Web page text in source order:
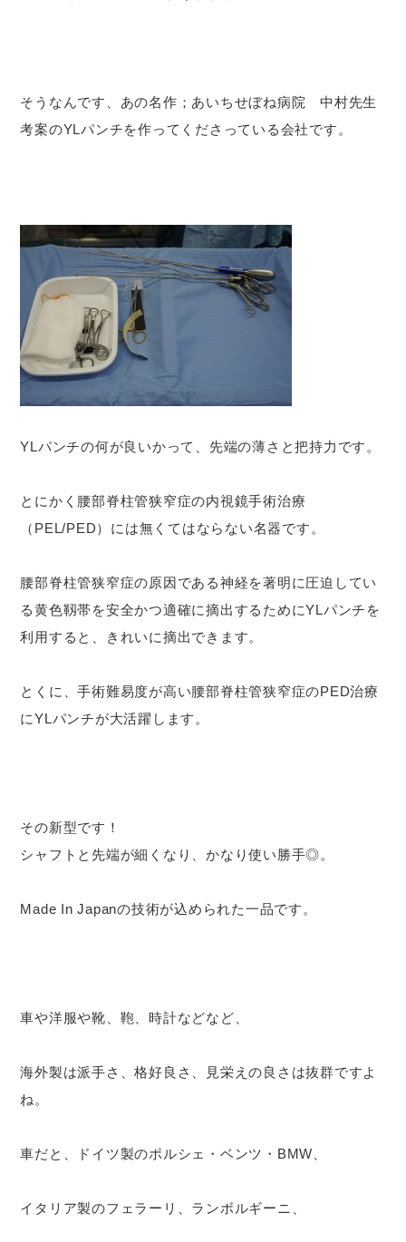
そうなんです、あの名作；あいちせぼね病院 中村先生
考案のYLパンチを作ってくださっている会社です。
YLパンチの何が良いかって、先端の薄さと把持力です。
とにかく腰部脊柱管狭窄症の内視鏡手術治療
（PEL/PED）には無くてはならない名器です。
腰部脊柱管狭窄症の原因である神経を著明に圧迫してい
る黄色靱帯を安全かつ適確に摘出するためにYLパンチを
利用すると、きれいに摘出できます。
とくに、手術難易度が高い腰部脊柱管狭窄症のPED治療
にYLパンチが大活躍します。
その新型です！
シャフトと先端が細くなり、かなり使い勝手◎。
Made In Japanの技術が込められた一品です。
車や洋服や靴、鞄、時計などなど、
海外製は派手さ、格好良さ、見栄えの良さは抜群ですよ
ね。
車だと、ドイツ製のポルシェ・ベンツ・BMW、
イタリア製のフェラーリ、ランボルギーニ、